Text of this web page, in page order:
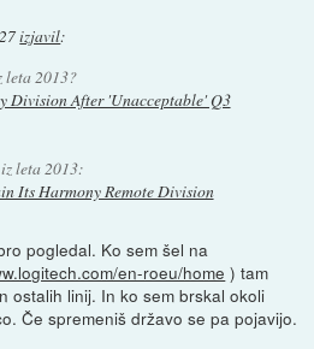
izjavil:
leta 2013?
Division After 'Unacceptable' Q3
leta 2013:
Its Harmony Remote Division
pogledal. Ko sem šel na
en-roeu/home ) tam
ostalih linij. In ko sem brskal okoli
Če spremeniš državo se pa pojavijo.